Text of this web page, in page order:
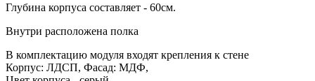
Глубина корпуса составляет - 60см.
Внутри расположена полка
В комплектацию модуля входят крепления к стене
Корпус: ЛДСП, Фасад: МДФ,